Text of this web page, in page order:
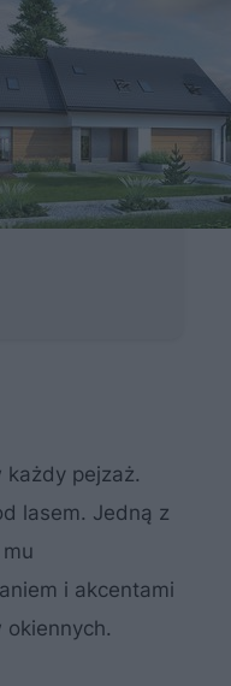
pejzaż.
lasem. Jedną z
i akcentami